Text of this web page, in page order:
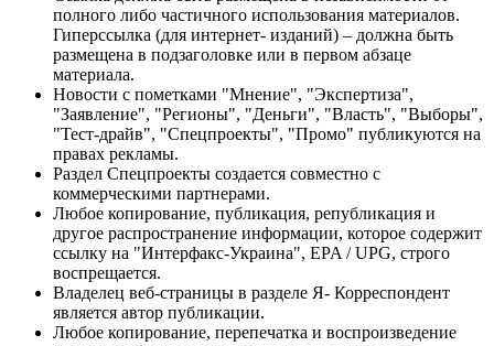
полного либо частичного использования материалов.
Гиперссылка (для интернет- изданий) – должна быть
размещена в подзаголовке или в первом абзаце
материала.
Новости с пометками "Мнение", "Экспертиза",
"Заявление", "Регионы", "Деньги", "Власть", "Выборы",
"Тест-драйв", "Спецпроекты", "Промо" публикуются на
правах рекламы.
Раздел Спецпроекты создается совместно с
коммерческими партнерами.
Любое копирование, публикация, републикация и
другое распространение информации, которое содержит
ссылку на "Интерфакс-Украина", EPA / UPG, строго
воспрещается.
Владелец веб-страницы в разделе Я- Корреспондент
является автор публикации.
Любое копирование, перепечатка и воспроизведение